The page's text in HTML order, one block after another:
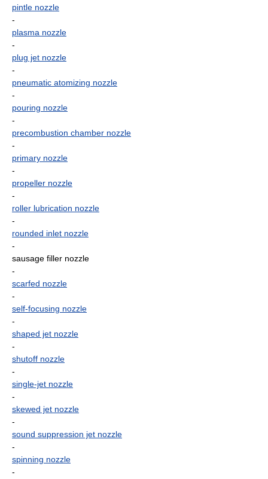
pintle nozzle
-
plasma nozzle
-
plug jet nozzle
-
pneumatic atomizing nozzle
-
pouring nozzle
-
precombustion chamber nozzle
-
primary nozzle
-
propeller nozzle
-
roller lubrication nozzle
-
rounded inlet nozzle
-
sausage filler nozzle
-
scarfed nozzle
-
self-focusing nozzle
-
shaped jet nozzle
-
shutoff nozzle
-
single-jet nozzle
-
skewed jet nozzle
-
sound suppression jet nozzle
-
spinning nozzle
-